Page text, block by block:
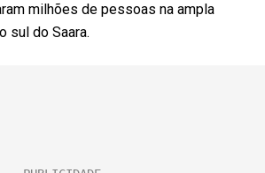
milhões de pessoas na ampla
sul do Saara.